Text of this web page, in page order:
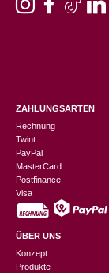
ZAHLUNGSARTEN
Rechnung
Twint
PayPal
MasterCard
Postfinance
Visa
ÜBER UNS
Konzept
Produkte